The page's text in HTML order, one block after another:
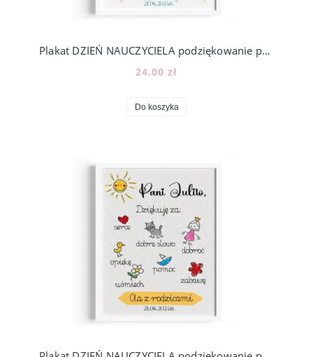
Plakat DZIEŃ NAUCZYCIELA podziękowanie prezent zakończenie roku szkolnego [z3]
24,00 zł
Do koszyka